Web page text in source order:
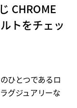
CHROME
トをチェッ
ひとつであるロ
グジュアリーな